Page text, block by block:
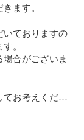
ます。
いておりますの
。
合がございま
てお考えくださ
ただいており